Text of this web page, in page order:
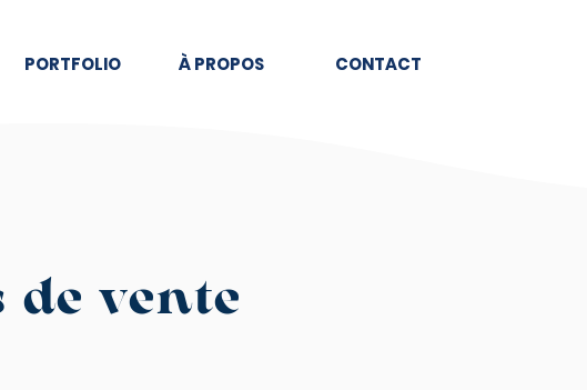
PORTFOLIO À PROPOS CONTACT
vente